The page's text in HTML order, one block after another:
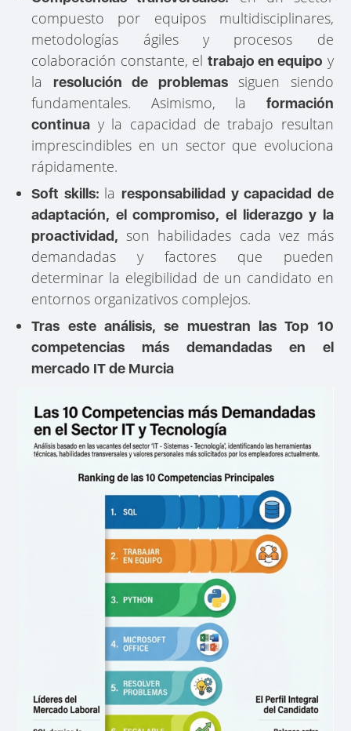
compuesto por equipos multidisciplinares,
metodologías ágiles y procesos de
colaboración constante, el trabajo en equipo y
la resolución de problemassiguen siendo
fundamentales. Asimismo, la formación
continua y la capacidad de trabajo resultan
imprescindibles en un sector que evoluciona
rápidamente.
Soft skills: la responsabilidad y capacidad de
adaptación, el compromiso, el liderazgo y la
proactividad, son habilidades cada vez más
demandadas y factores que pueden
determinar la elegibilidad de un candidato en
entornos organizativos complejos.
Tras este análisis, se muestran las Top 10
competencias más demandadas en el
mercado IT de Murcia